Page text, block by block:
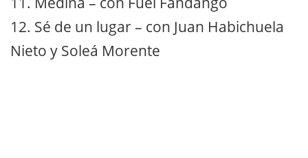
12. Sé de un lugar – con Juan Habichuela
Nieto y Soleá Morente